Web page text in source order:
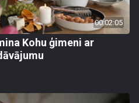
00:02:05
Kohu ģimeni ar